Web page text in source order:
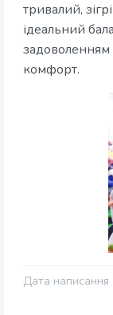
тривалий,
ідеальний
задоволенням
комфорт.
Дата